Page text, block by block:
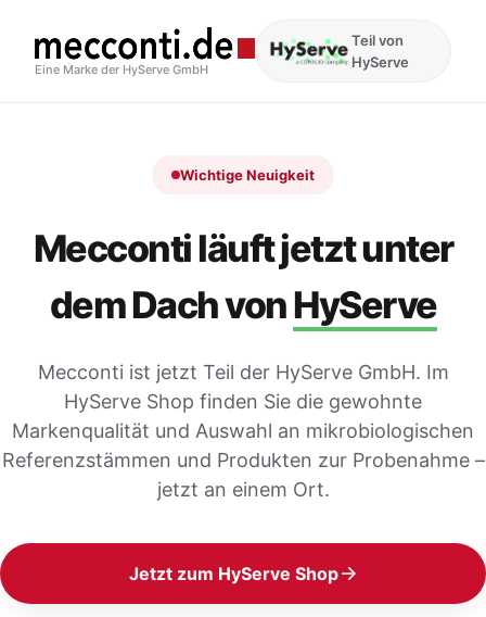
Eine Marke der HyServe GmbH
Teil von
HyServe
Wichtige Neuigkeit
Mecconti läuft jetzt unter
dem Dach vonHyServe
Mecconti ist jetzt Teil der HyServe GmbH. Im
HyServe Shop finden Sie die gewohnte
Markenqualität und Auswahl an mikrobiologischen
Referenzstämmen und Produkten zur Probenahme –
jetzt an einem Ort.
Jetzt zum HyServe Shop